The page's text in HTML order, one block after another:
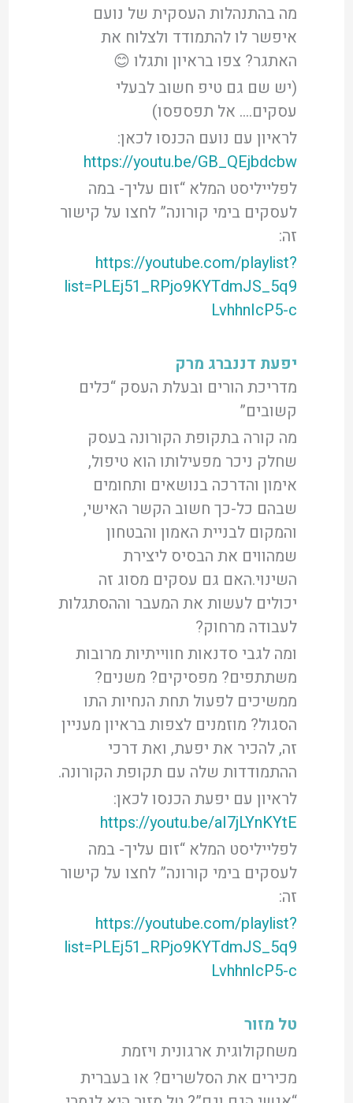
מה בהתנהלות העסקית של נועם
איפשר לו להתמודד ולצלוח את
האתגר? צפו בראיון ותגלו 😊
(יש שם גם טיפ חשוב לבעלי
עסקים…. אל תפספסו)
לראיון עם נועם הכנסו לכאן:
https://youtu.be/GB_QEjbdcbw
לפלייליסט המלא “זום עליך- במה
לעסקים בימי קורונה” לחצו על קישור
זה:
https://youtube.com/playlist?
list=PLEj51_RPjo9KYTdmJS_5q9
LvhhnIcP5-c
יפעת דננברג מרק
מדריכת הורים ובעלת העסק “כלים
קשובים”
מה קורה בתקופת הקורונה בעסק
שחלק ניכר מפעילותו הוא טיפול,
אימון והדרכה בנושאים ותחומים
שבהם כל-כך חשוב הקשר האישי,
והמקום לבניית האמון והבטחון
שמהווים את הבסיס ליצירת
השינוי.האם גם עסקים מסוג זה
יכולים לעשות את המעבר וההסתגלות
לעבודה מרחוק?
ומה לגבי סדנאות חווייתיות מרובות
משתתפים? מפסיקים? משנים?
ממשיכים לפעול תחת הנחיות התו
הסגול? מוזמנים לצפות בראיון מעניין
זה, להכיר את יפעת, ואת דרכי
ההתמודדות שלה עם תקופת הקורונה.
לראיון עם יפעת הכנסו לכאן:
https://youtu.be/aI7jLYnKYtE
לפלייליסט המלא “זום עליך- במה
לעסקים בימי קורונה” לחצו על קישור
זה:
https://youtube.com/playlist?
list=PLEj51_RPjo9KYTdmJS_5q9
LvhhnIcP5-c
טל מזור
משחקולוגית ארגונית ויזמת
מכירים את הסלשרים? או בעברית